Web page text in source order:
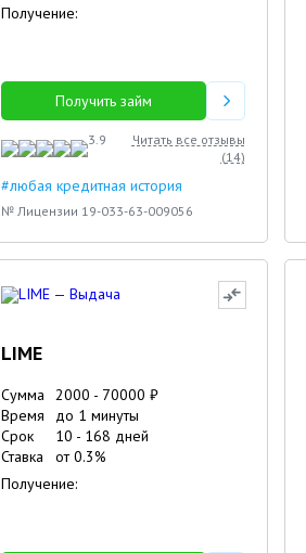
Получение:
Получить займ
3.9
Читать все отзывы
(14)
#любая кредитная история
№ Лицензии 19-033-63-009056
LIME
Сумма 2000 - 70000 ₽
Время
до 1 минуты
Срок
10 - 168 дней
Ставка
от0.3%
Получение: